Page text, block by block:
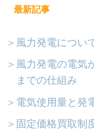
最新記事
＞風力発電につい
＞風力発電の電気
までの仕組み
＞電気使用量と発
＞固定価格買取制